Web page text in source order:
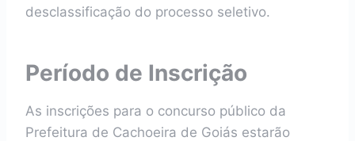
desclassificação do processo seletivo.
Período de Inscrição
As inscrições para o concurso público da
Prefeitura de Cachoeira de Goiás estarão